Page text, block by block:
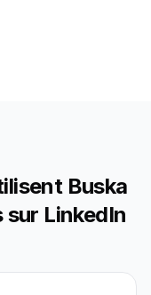
Buska
sur LinkedIn